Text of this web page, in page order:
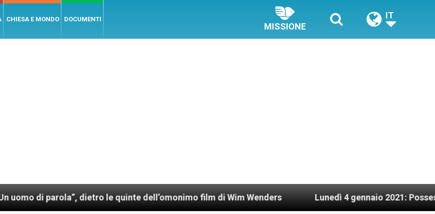
CHIESA E MONDO DOCUMENTI
MISSIONE
IT
dietro le quinte dell’omonimo film di Wim Wenders Lunedì 4 gennaio 2021: Possesso